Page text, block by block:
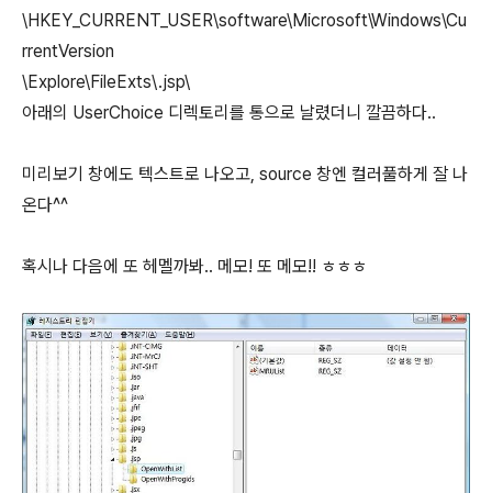
\HKEY_CURRENT_USER\software\Microsoft\Windows\Cu
rrentVersion
\Explore\FileExts\.jsp\
아래의 UserChoice 디렉토리를 통으로 날렸더니 깔끔하다..
미리보기 창에도 텍스트로 나오고, source 창엔 컬러풀하게 잘 나
온다^^
혹시나 다음에 또 헤멜까봐.. 메모! 또 메모!! ㅎㅎㅎ